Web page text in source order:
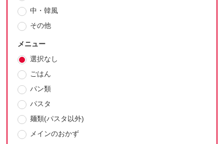
中・韓風
その他
メニュー
選択なし
ごはん
パン類
パスタ
麺類(パスタ以外)
メインのおかず